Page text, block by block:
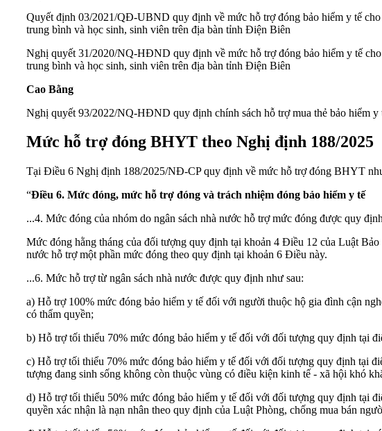
Quyết định 03/2021/QĐ-UBND quy định về mức hỗ trợ đóng bảo hiểm y tế
trung bình và học sinh, sinh viên trên địa bàn tỉnh Điện Biên
Nghị quyết 31/2020/NQ-HĐND quy định về mức hỗ trợ đóng bảo hiểm y tế
trung bình và học sinh, sinh viên trên địa bàn tỉnh Điện Biên
Cao Bằng
Nghị quyết 93/2022/NQ-HĐND quy định chính sách hỗ trợ mua thẻ bảo hiểm
Mức hỗ trợ đóng BHYT theo Nghị định 188/2025
Tại Điều 6 Nghị định 188/2025/NĐ-CPquy định về mức hỗ trợ đóng BHYT
“Điều 6. Mức đóng, mức hỗ trợ đóng và trách nhiệm đóng bảo hiểm y tế
...4. Mức đóng của nhóm do ngân sách nhà nước hỗ trợ mức đóng được quy
Mức đóng hằng tháng của đối tượng quy định tại khoản 4 Điều 12 của Luật
nước hỗ trợ một phần mức đóng theo quy định tại khoản 6 Điều này.
...6. Mức hỗ trợ từ ngân sách nhà nước được quy định như sau:
a) Hỗ trợ 100% mức đóng bảo hiểm y tế đối với người thuộc hộ gia đình cận
có thẩm quyền;
b) Hỗ trợ tối thiểu 70% mức đóng bảo hiểm y tế đối với đối tượng quy định tại
c) Hỗ trợ tối thiểu 70% mức đóng bảo hiểm y tế đối với đối tượng quy định tại
tượng đang sinh sống không còn thuộc vùng có điều kiện kinh tế - xã hội khó
d) Hỗ trợ tối thiểu 50% mức đóng bảo hiểm y tế đối với đối tượng quy định tại
quyền xác nhận là nạn nhân theo quy định của Luật Phòng, chống mua bán